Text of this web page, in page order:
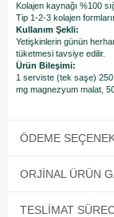
Kolajen kaynağı %100
Tip 1-2-3 kolajen
Kullanım Şekli:
Yetişkinlerin günün
tüketmesi tavsiye edilir.
Ürün Bileşimi:
1 serviste (tek saşe)
mg magnezyum malat,
ÖDEME
ORJINAL ÜRÜN
TESLIMAT